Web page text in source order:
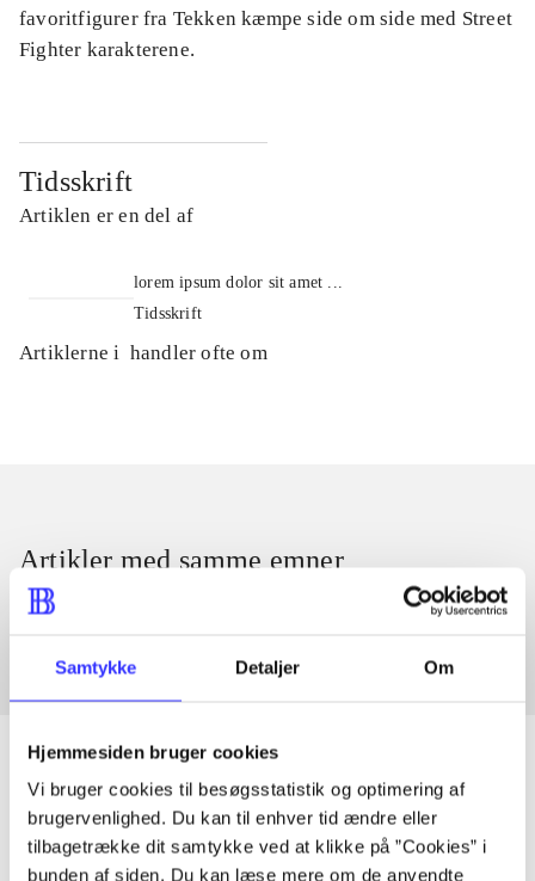
Samtykke Detaljer Om
Hjemmesiden bruger cookies
Vi bruger cookies til besøgsstatistik og optimering af
brugervenlighed. Du kan til enhver tid ændre eller
tilbagetrække dit samtykke ved at klikke på ”Cookies” i
bunden af siden. Du kan læse mere om de anvendte
favoritfigurer fra Tekken kæmpe side om side med Street
Fighter karakterene.
Tidsskrift
Artiklen er en del af
lorem ipsum dolor sit amet ...
Tidsskrift
Artiklerne i handler ofte om
Artikler med samme emner
Fra
Artikler
Alle registrerede artikler fordelt på udgivelser